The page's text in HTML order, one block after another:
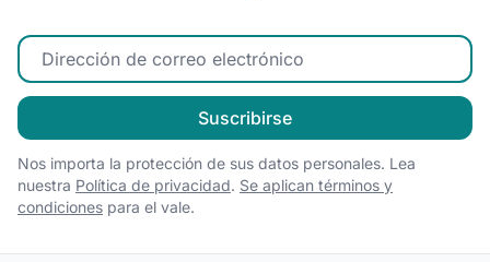
Ingrese su correo electrónico
Suscribirse
Nos importa la protección de sus datos personales. Lea
nuestra Política de privacidad. Se aplican términos y
condiciones para el vale.